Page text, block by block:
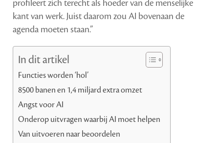
profileert zich terecht als hoeder van de menselijke
kant van werk. Juist daarom zou AI bovenaan de
agenda moeten staan.”
In dit artikel
Functies worden ‘hol’
8500 banen en 1,4 miljard extra omzet
Angst voor AI
Onderop uitvragen waarbij AI moet helpen
Van uitvoeren naar beoordelen